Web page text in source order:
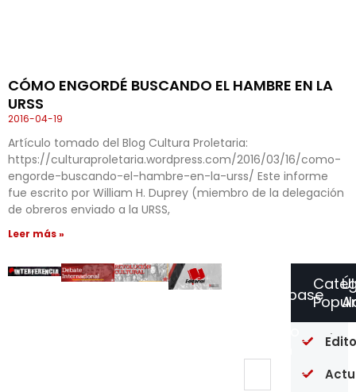
CÓMO ENGORDÉ BUSCANDO EL HAMBRE EN LA
URSS
2016-04-19
Artículo tomado del Blog Cultura Proletaria:
https://culturaproletaria.wordpress.com/2016/03/16/como-
engorde-buscando-el-hambre-en-la-urss/ Este informe
fue escrito por William H. Duprey (miembro de la delegación
de obreros enviado a la URSS,
Leer más »
ni
Suscríbase